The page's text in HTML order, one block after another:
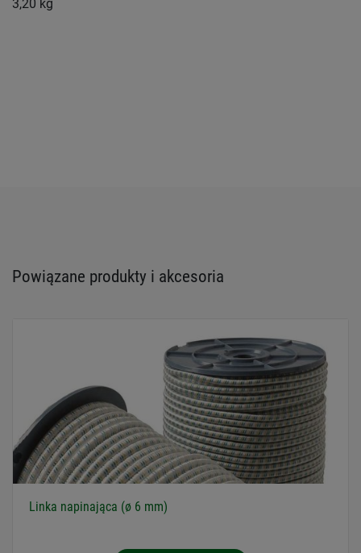
3,20 kg
Powiązane produkty i akcesoria
Linka napinająca (ø 6 mm)